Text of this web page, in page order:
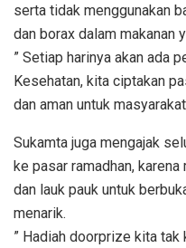
serta tidak menggunakan
dan borax dalam makanan
” Setiap harinya akan ada
Kesehatan, kita ciptakan
dan aman untuk
Sukamta juga mengajak
ke pasar ramadhan,
dan lauk pauk untuk
menarik.
” Hadiah doorprize kita